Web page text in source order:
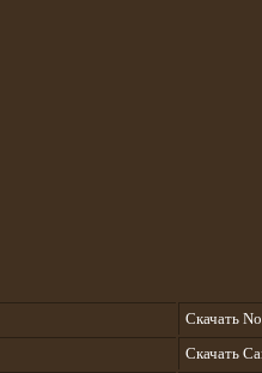
Cкачать
Скачать